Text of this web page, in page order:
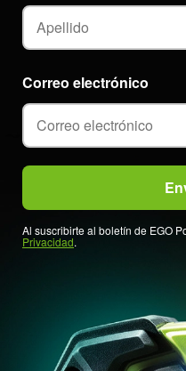
Correo electrónico
Al suscribirte al boletín de EGO
Privacidad.